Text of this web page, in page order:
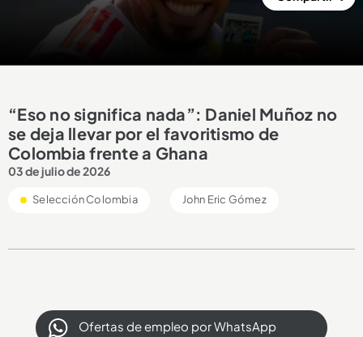
“Eso no significa nada”: Daniel Muñoz no
se deja llevar por el favoritismo de
Colombia frente a Ghana
03 de julio de 2026
Selección Colombia John Eric Gómez
Ofertas de empleo por WhatsApp